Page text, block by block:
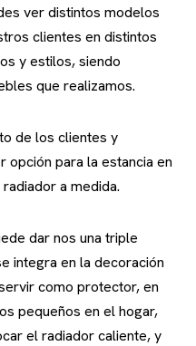
ver distintos modelos
clientes en distintos
y estilos, siendo
que realizamos.
de los clientes y
opción para la estancia en
a medida.
dar nos una triple
integra en la decoración
como protector, en
pequeños en el hogar,
el radiador caliente, y